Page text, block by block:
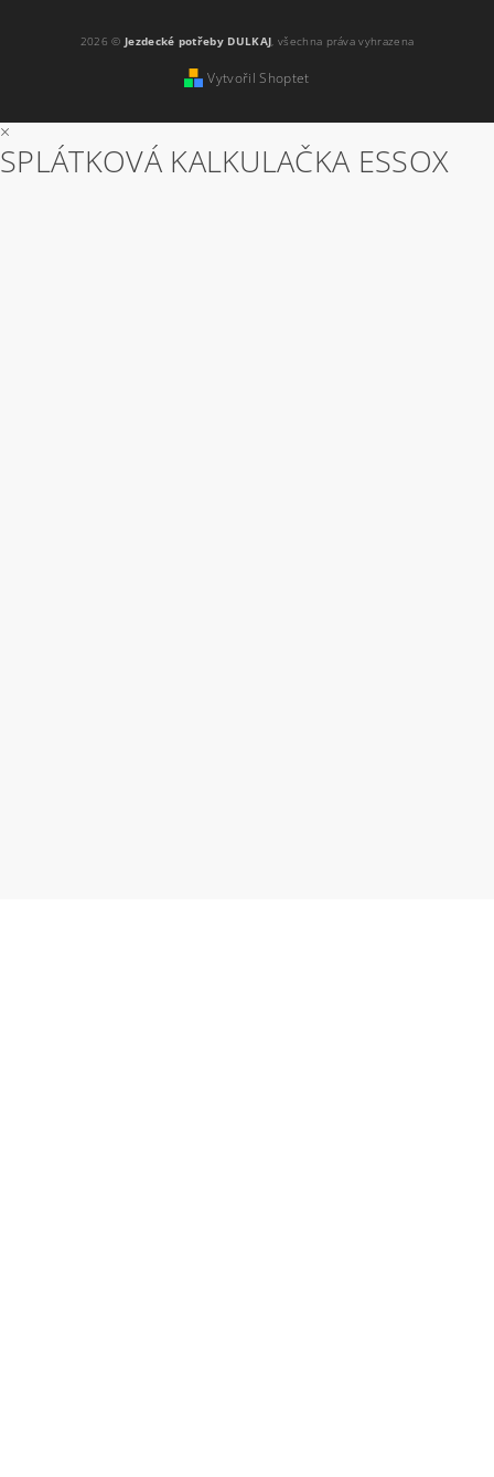
2026 © Jezdecké potřeby DULKAJ, všechna práva vyhrazena
Vytvořil Shoptet
×
SPLÁTKOVÁ KALKULAČKA ESSOX